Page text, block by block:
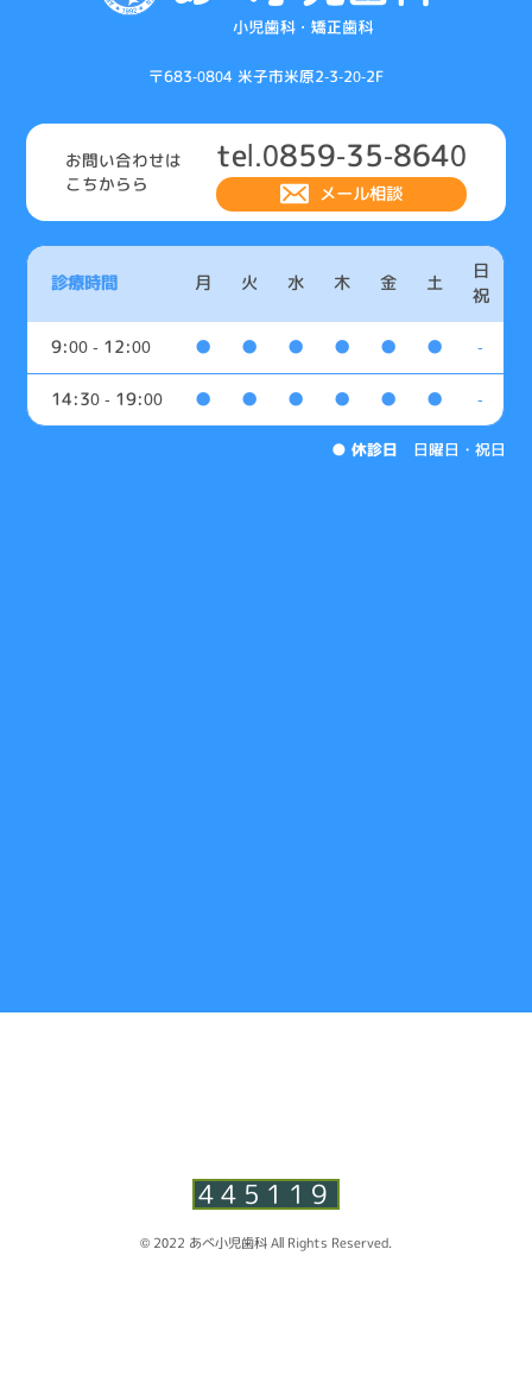
〒683-0804 米子市米原2-3-20-2F
お問い合わせは
こちからら
tel.0859-35-8640
メール相談
診療時間 月 火 水 木 金 土
日
祝
9:00 - 12:00 ● ● ● ● ● ● -
14:30 - 19:00 ● ● ● ● ● ● -
● 休診日 日曜日・祝日
445119
© 2022 あべ小児歯科 All Rights Reserved.